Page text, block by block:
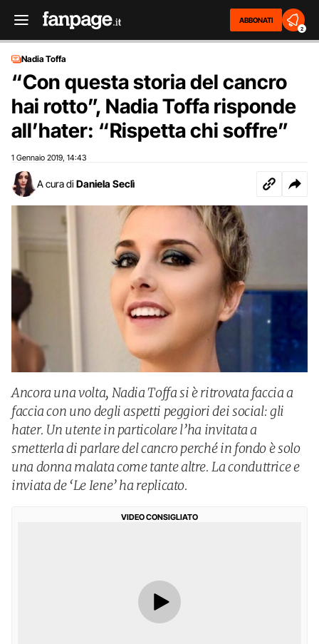
ABBONATI
2
Nadia Toffa
“Con questa storia del cancro
hai rotto”, Nadia Toffa risponde
all’hater: “Rispetta chi soffre”
1 Gennaio 2019 14:43
A cura di Daniela Seclì
Ancora una volta, Nadia Toffa si è ritrovata faccia a
faccia con uno degli aspetti peggiori dei social: gli
hater. Un utente in particolare l’ha invitata a
smetterla di parlare del cancro perché in fondo è solo
una donna malata come tante altre. La conduttrice e
inviata de ‘Le Iene’ ha replicato.
VIDEO CONSIGLIATO